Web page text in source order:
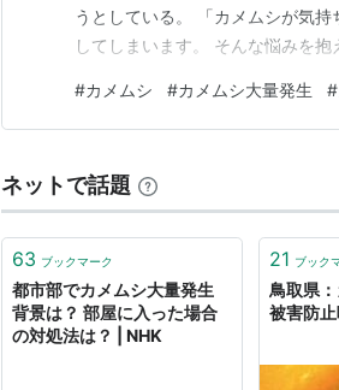
うとしている。 「カメムシが気
してしまいます。 そんな悩みを
てご紹介します。 カメムシの侵
*** カメムシが玄関に集まる理由
#カメムシ #カメムシ大量発生 #
ネットで話題
63 ブックマーク
都市部でカメムシ大量発生
背景は？ 部屋に入った場合
の対処法は？ | NHK
21 ブック
鳥取県
被害防